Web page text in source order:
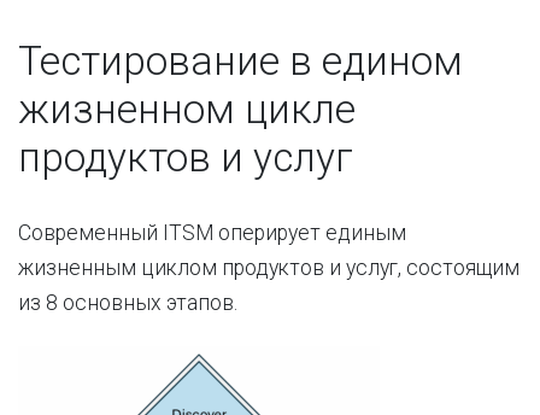
Тестирование в едином
жизненном цикле
продуктов и услуг
Современный ITSM оперирует единым
жизненным циклом продуктов и услуг, состоящим
из 8 основных этапов.